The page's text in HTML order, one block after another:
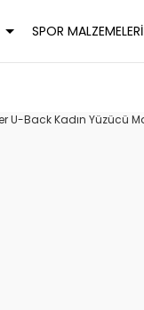
SPOR MALZEMELERİ